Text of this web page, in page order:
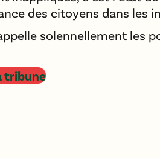
des citoyens dans les
solennellement les
tribune